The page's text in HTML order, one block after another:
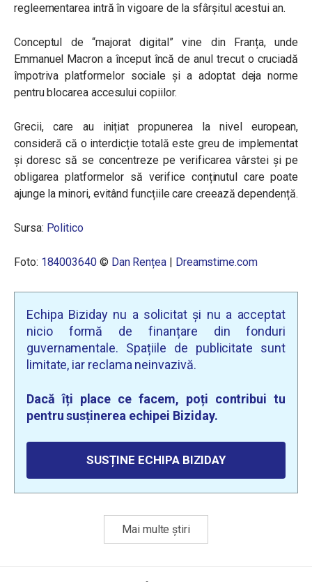
regleementarea intră în vigoare de la sfârșitul acestui an.
Conceptul de “majorat digital” vine din Franța, unde
Emmanuel Macron a început încă de anul trecut o cruciadă
împotriva platformelor sociale și a adoptat deja norme
pentru blocarea accesului copiilor.
Grecii, care au inițiat propunerea la nivel european,
consideră că o interdicție totală este greu de implementat
și doresc să se concentreze pe verificarea vârstei și pe
obligarea platformelor să verifice conținutul care poate
ajunge la minori, evitând funcțiile care creează dependență.
Sursa: Politico
Foto: 184003640© Dan Rențea | Dreamstime.com
Echipa Biziday nu a solicitat și nu a acceptat
nicio formă de finanțare din fonduri
guvernamentale. Spațiile de publicitate sunt
limitate, iar reclama neinvazivă.
Dacă îți place ce facem, poți contribui tu
pentru susținerea echipei Biziday.
SUSȚINE ECHIPA BIZIDAY
Mai multe știri